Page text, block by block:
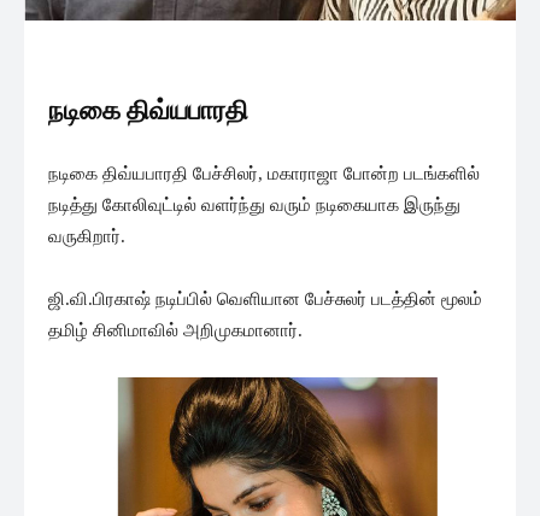
நடிகை திவ்யபாரதி
நடிகை திவ்யபாரதி பேச்சிலர், மகாராஜா போன்ற படங்களில்
நடித்து கோலிவுட்டில் வளர்ந்து வரும் நடிகையாக இருந்து
வருகிறார்.
ஜி.வி.பிரகாஷ் நடிப்பில் வெளியான பேச்சுலர் படத்தின் மூலம்
தமிழ் சினிமாவில் அறிமுகமானார்.